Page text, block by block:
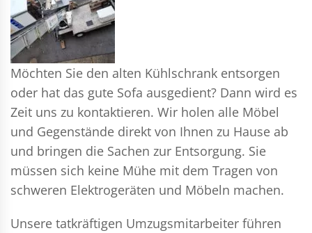
Möchten Sie den alten Kühlschrank entsorgen
oder hat das gute Sofa ausgedient? Dann wird es
Zeit uns zu kontaktieren. Wir holen alle Möbel
und Gegenstände direkt von Ihnen zu Hause ab
und bringen die Sachen zur Entsorgung. Sie
müssen sich keine Mühe mit dem Tragen von
schweren Elektrogeräten und Möbeln machen.
Unsere tatkräftigen Umzugsmitarbeiter führen